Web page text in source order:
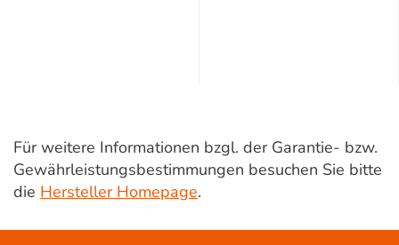
Für weitere Informationen bzgl. der Garantie- bzw.
Gewährleistungsbestimmungen besuchen Sie bitte
die Hersteller Homepage.